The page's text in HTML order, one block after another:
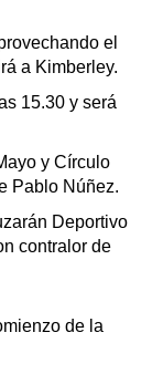
el
a Kimberley.
15.30 y será
y Círculo
Pablo Núñez.
Deportivo
contralor de
de la